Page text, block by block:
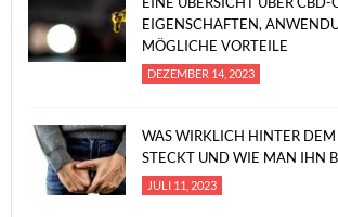
EIGENSCHAFTEN,
MÖGLICHE VORTEILE
DEZEMBER 14, 2023
WAS WIRKLICH HINTER
STECKT UND WIE MAN IHN
JULI 11, 2023